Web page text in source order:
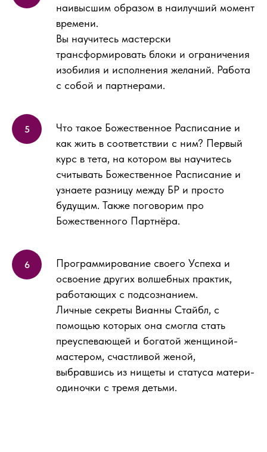
наивысшим образом в наилучший момент
времени.
Вы научитесь мастерски
трансформировать блоки и ограничения
изобилия и исполнения желаний. Работа
с собой и партнерами.
Что такое Божественное Расписание и
как жить в соответствии с ним? Первый
курс в тета, на котором вы научитесь
считывать Божественное Расписание и
узнаете разницу между БР и просто
будущим. Также поговорим про
Божественного Партнёра.
Программирование своего Успеха и
освоение других волшебных практик,
работающих с подсознанием.
Личные секреты Вианны Стайбл, с
помощью которых она смогла стать
преуспевающей и богатой женщиной-
мастером, счастливой женой,
выбравшись из нищеты и статуса матери-
одиночки с тремя детьми.